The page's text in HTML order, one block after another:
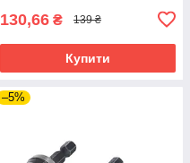
130,66 ₴ 139 ₴
Купити
–5%